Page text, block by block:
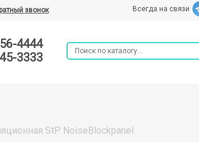
звонок Всегда на связи
4444
3333
StP NoiseBlockpanel